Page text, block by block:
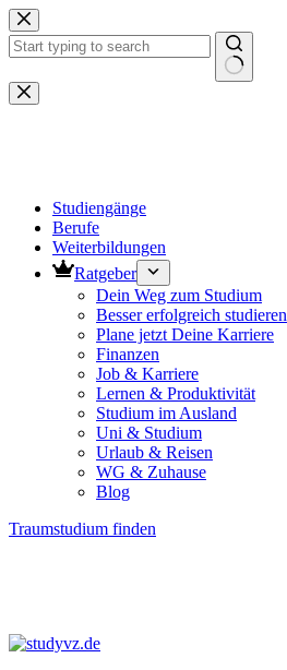
Zum
Inhalt
springen
Keine
Ergebnisse
Studiengänge
Berufe
Weiterbildungen
Ratgeber
Dein Weg zum Studium
Besser erfolgreich studieren
Plane jetzt Deine Karriere
Finanzen
Job & Karriere
Lernen & Produktivität
Studium im Ausland
Uni & Studium
Urlaub & Reisen
WG & Zuhause
Blog
Traumstudium finden